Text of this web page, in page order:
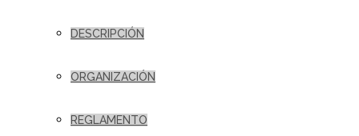
DESCRIPCIÓN
ORGANIZACIÓN
REGLAMENTO